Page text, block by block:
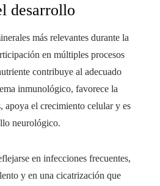
desarrollo
más relevantes durante la
en múltiples procesos
contribuye al adecuado
inmunológico, favorece la
apoya el crecimiento celular y es
neurológico.
en infecciones frecuentes,
y en una cicatrización que